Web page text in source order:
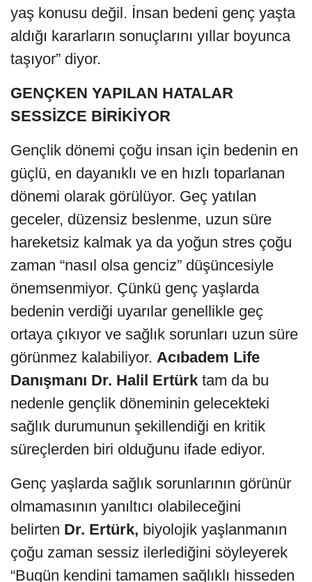
yaş konusu değil. İnsan bedeni genç yaşta
aldığı kararların sonuçlarını yıllar boyunca
taşıyor” diyor.
GENÇKEN YAPILAN HATALAR
SESSİZCE BİRİKİYOR
Gençlik dönemi çoğu insan için bedenin en
güçlü, en dayanıklı ve en hızlı toparlanan
dönemi olarak görülüyor. Geç yatılan
geceler, düzensiz beslenme, uzun süre
hareketsiz kalmak ya da yoğun stres çoğu
zaman “nasıl olsa genciz” düşüncesiyle
önemsenmiyor. Çünkü genç yaşlarda
bedenin verdiği uyarılar genellikle geç
ortaya çıkıyor ve sağlık sorunları uzun süre
görünmez kalabiliyor. Acıbadem Life
Danışmanı Dr. Halil Ertürk tam da bu
nedenle gençlik döneminin gelecekteki
sağlık durumunun şekillendiği en kritik
süreçlerden biri olduğunu ifade ediyor.
Genç yaşlarda sağlık sorunlarının görünür
olmamasının yanıltıcı olabileceğini
belirten Dr. Ertürk, biyolojik yaşlanmanın
çoğu zaman sessiz ilerlediğini söyleyerek
“Bugün kendini tamamen sağlıklı hisseden